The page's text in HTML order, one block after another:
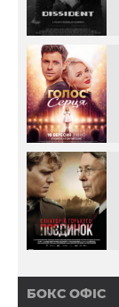
БОКС ОФІС